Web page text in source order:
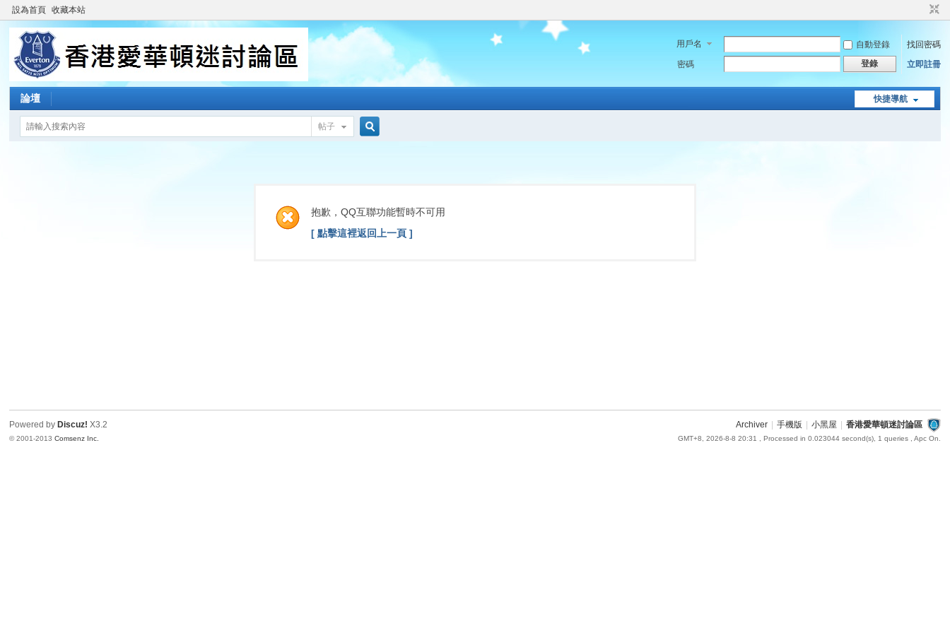
設為首頁 收藏本站
用戶名 自動登錄
找回密碼
密碼
登錄 立即註冊
快捷導航
論壇
帖子
索
抱歉，QQ互聯功能暫時不可用
[ 點擊這裡返回上一頁 ]
Archiver 手機版 小黑屋 香港愛華頓迷討論區
GMT+8, 2026-8-8 20:31 , Processed in 0.023044 second(s), 1 queries , Apc On.
Powered by Discuz! X3.2
© 2001-2013Comsenz Inc.